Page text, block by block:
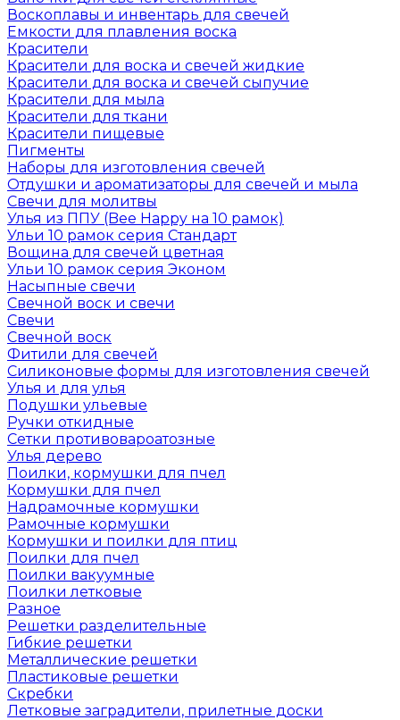
Воскоплавы и инвентарь для свечей
Емкости для плавления воска
Красители
Красители для воска и свечей жидкие
Красители для воска и свечей сыпучие
Красители для мыла
Красители для ткани
Красители пищевые
Пигменты
Наборы для изготовления свечей
Отдушки и ароматизаторы для свечей и мыла
Свечи для молитвы
Улья из ППУ (Bee Happy на 10 рамок)
Ульи 10 рамок серия Стандарт
Вощина для свечей цветная
Ульи 10 рамок серия Эконом
Насыпные свечи
Свечной воск и свечи
Свечи
Свечной воск
Фитили для свечей
Силиконовые формы для изготовления свечей
Улья и для улья
Подушки ульевые
Ручки откидные
Сетки противовароатозные
Улья дерево
Поилки, кормушки для пчел
Кормушки для пчел
Надрамочные кормушки
Рамочные кормушки
Кормушки и поилки для птиц
Поилки для пчел
Поилки вакуумные
Поилки летковые
Разное
Решетки разделительные
Гибкие решетки
Металлические решетки
Пластиковые решетки
Скребки
Летковые заградители, прилетные доски